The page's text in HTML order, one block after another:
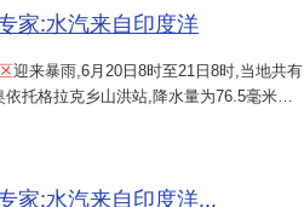
家:水汽来自印度洋
迎来暴雨,6月20日8时至21日8时,当地共有
托格拉克乡山洪站,降水量为76.5毫米。
,这个数字超过当地全年平均降水量,相当
家:水汽来自印度洋...